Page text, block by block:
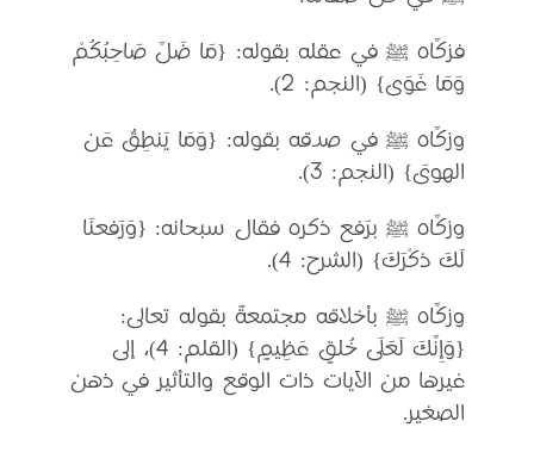
فزكَّاه ﷺ في عقله بقوله: {مَا ضَلَّ صَاحِبُكُمْ
وَمَا غَوَى} (النجم: 2).
وزكَّاه ﷺ في صدقه بقوله: {وَمَا يَنطِقُ عَن
الهوىَ} (النجم: 3).
وزكَّاه ﷺ برَفع ذكره فقال سبحانه: {وَرَفعنَا
لَكَ ذكْرَكَ} (الشرح: 4).
وزكَّاه ﷺ بأخلاقه مجتمعةً بقوله تعالى:
{وَإِنَّكَ لَعَلَى خُلقٍ عَظِيمٍ} (القلم: 4)، إلى
غيرها من الآيات ذات الوقع والتأثير في ذهن
الصغير.